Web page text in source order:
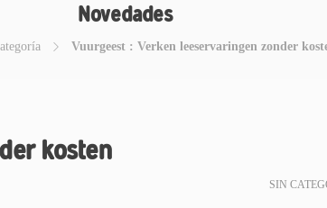
Novedades
Vuurgeest : Verken leeservaringen zonder
kosten
SIN